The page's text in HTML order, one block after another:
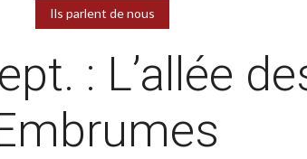
Ils parlent de nous
: L’allée